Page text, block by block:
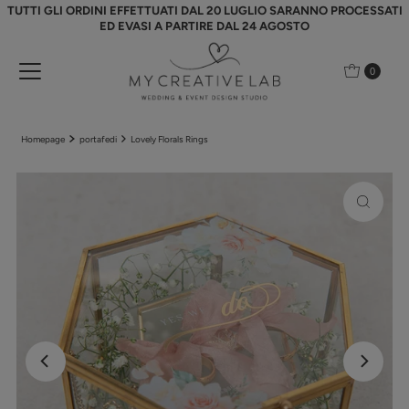
Vai direttamente ai contenuti
TUTTI GLI ORDINI EFFETTUATI DAL 20 LUGLIO SARANNO PROCESSATI
ED EVASI A PARTIRE DAL 24 AGOSTO
0
Homepage portafedi Lovely Florals Rings